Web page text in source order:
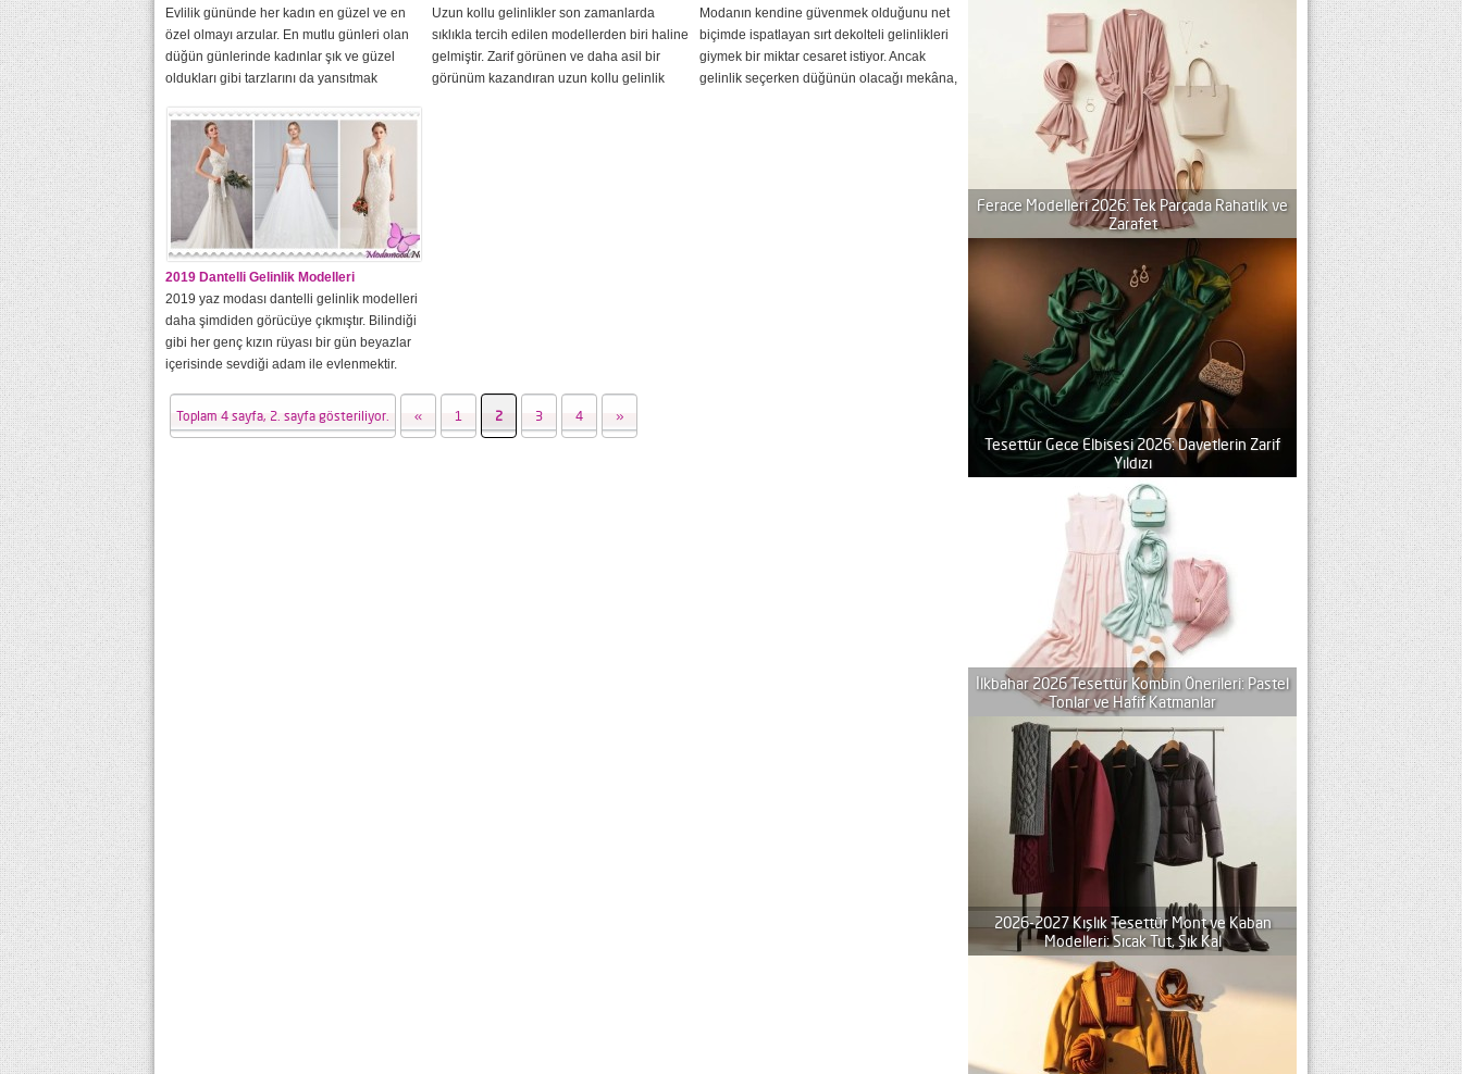
Evlilik gününde her kadın en güzel ve en
özel olmayı arzular. En mutlu günleri olan
düğün günlerinde kadınlar şık ve güzel
oldukları gibi tarzlarını da yansıtmak
DüğünlerKlasik düğün konseptlerinin tarihe
karışması ile insanlar artık düğünlerinde
tarzlarını daha rahat yansıtıyorlar. 80’li
yılları yansıtan vintage düğünler olduğu gibi
çılgın...
Uzun kollu gelinlikler son zamanlarda
sıklıkla tercih edilen modellerden biri haline
gelmiştir. Zarif görünen ve daha asil bir
görünüm kazandıran uzun kollu gelinlik
Modanın kendine güvenmek olduğunu net
biçimde ispatlayan sırt dekolteli gelinlikleri
giymek bir miktar cesaret istiyor. Ancak
gelinlik seçerken düğünün olacağı mekâna,
2019 Dantelli Gelinlik Modelleri
2019 yaz modası dantelli gelinlik modelleri
daha şimdiden görücüye çıkmıştır. Bilindiği
gibi her genç kızın rüyası bir gün beyazlar
içerisinde sevdiği adam ile evlenmektir.
kızlar, hayatları boyunca o günün
mükemmel olması adına hayaller kurarlar.
Toplam 4 sayfa, 2. sayfa gösteriliyor. « 1 2 3 4 »
Ferace Modelleri 2026: Tek Parçada Rahatlık ve
Zarafet
Tesettür Gece Elbisesi 2026: Davetlerin Zarif
Yıldızı
İlkbahar 2026 Tesettür Kombin Önerileri: Pastel
Tonlar ve Hafif Katmanlar
2026-2027 Kışlık Tesettür Mont ve Kaban
Modelleri: Sıcak Tut, Şık Kal